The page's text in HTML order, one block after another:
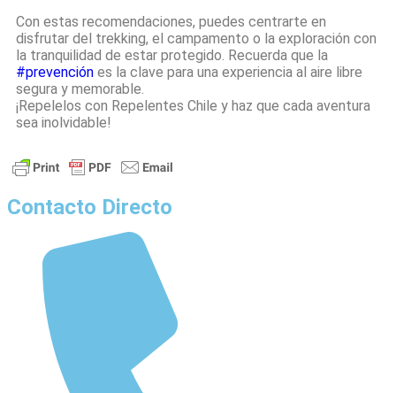
Con estas recomendaciones, puedes centrarte en
disfrutar del trekking, el campamento o la exploración con
la tranquilidad de estar protegido. Recuerda que la
#prevención es la clave para una experiencia al aire libre
segura y memorable.
¡Repelelos con Repelentes Chile y haz que cada aventura
sea inolvidable!
Contacto Directo